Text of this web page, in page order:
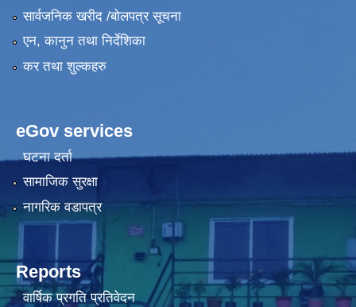
सार्वजनिक खरीद /बोलपत्र सूचना
एन, कानुन तथा निर्देशिका
कर तथा शुल्कहरु
eGov services
घटना दर्ता
सामाजिक सुरक्षा
नागरिक वडापत्र
Reports
वार्षिक प्रगति प्रतिवेदन